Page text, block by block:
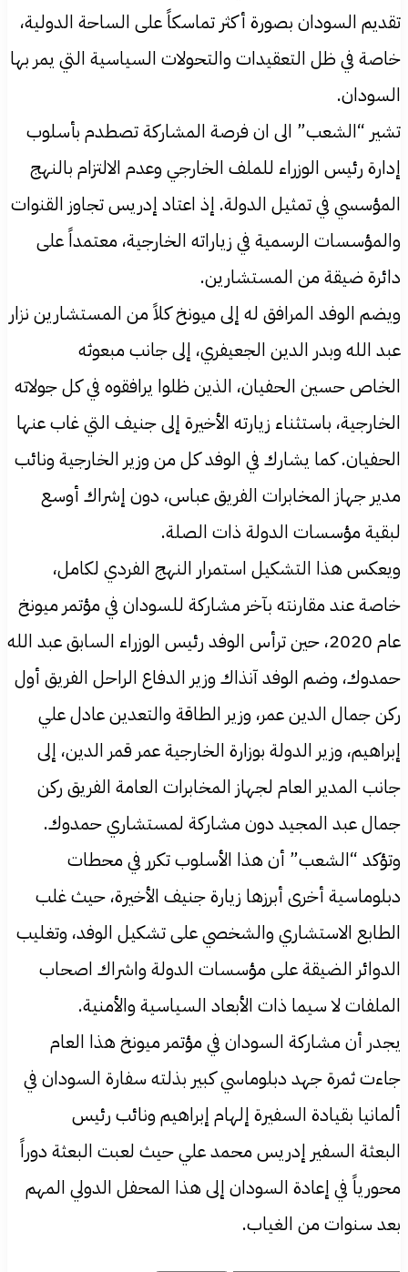
تقديم السودان بصورة أكثر تماسكاً على الساحة الدولية،
خاصة في ظل التعقيدات والتحولات السياسية التي يمر بها
السودان.
تشير “الشعب” الى ان فرصة المشاركة تصطدم بأسلوب
إدارة رئيس الوزراء للملف الخارجي وعدم الالتزام بالنهج
المؤسسي في تمثيل الدولة. إذ اعتاد إدريس تجاوز القنوات
والمؤسسات الرسمية في زياراته الخارجية، معتمداً على
دائرة ضيقة من المستشارين.
ويضم الوفد المرافق له إلى ميونخ كلاً من المستشارين نزار
عبد الله وبدر الدين الجعيفري، إلى جانب مبعوثه
الخاص حسين الحفيان، الذين ظلوا يرافقوه في كل جولاته
الخارجية، باستثناء زيارته الأخيرة إلى جنيف التي غاب عنها
الحفيان. كما يشارك في الوفد كل من وزير الخارجية ونائب
مدير جهاز المخابرات الفريق عباس، دون إشراك أوسع
لبقية مؤسسات الدولة ذات الصلة.
ويعكس هذا التشكيل استمرار النهج الفردي لكامل،
خاصة عند مقارنته بآخر مشاركة للسودان في مؤتمر ميونخ
عام 2020، حين ترأس الوفد رئيس الوزراء السابق عبد الله
حمدوك، وضم الوفد آنذاك وزير الدفاع الراحل الفريق أول
ركن جمال الدين عمر، وزير الطاقة والتعدين عادل علي
إبراهيم، وزير الدولة بوزارة الخارجية عمر قمر الدين، إلى
جانب المدير العام لجهاز المخابرات العامة الفريق ركن
جمال عبد المجيد دون مشاركة لمستشاري حمدوك.
وتؤكد “الشعب” أن هذا الأسلوب تكرر في محطات
دبلوماسية أخرى أبرزها زيارة جنيف الأخيرة، حيث غلب
الطابع الاستشاري والشخصي على تشكيل الوفد، وتغليب
الدوائر الضيقة على مؤسسات الدولة واشراك اصحاب
الملفات لا سيما ذات الأبعاد السياسية والأمنية.
يجدر أن مشاركة السودان في مؤتمر ميونخ هذا العام
جاءت ثمرة جهد دبلوماسي كبير بذلته سفارة السودان في
ألمانيا بقيادة السفيرة إلهام إبراهيم ونائب رئيس
البعثة السفير إدريس محمد علي حيث لعبت البعثة دوراً
محورياً في إعادة السودان إلى هذا المحفل الدولي المهم
بعد سنوات من الغياب.